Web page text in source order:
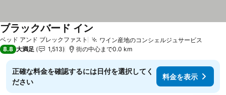
ベッド アンド ブレックファスト ワイン産地のコンシェルジュサービス
ブラックバード イン
8.8 大満足 1,513 街の中心まで0.0 km
正確な料金を確認するには日付を選択してく
ださい
料金を表示